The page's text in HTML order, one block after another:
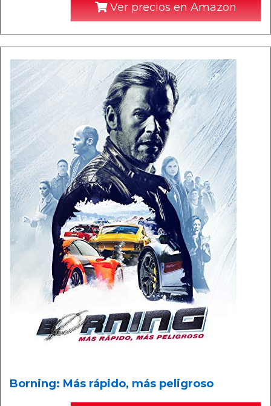
Ver precios en Amazon
Borning: Más rápido, más peligroso